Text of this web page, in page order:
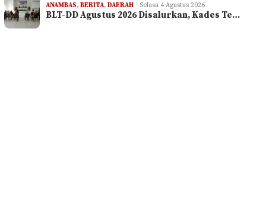
ANAMBAS, BERITA, DAERAH Selasa 4 Agustus 2026
BLT-DD Agustus 2026 Disalurkan, Kades Te…